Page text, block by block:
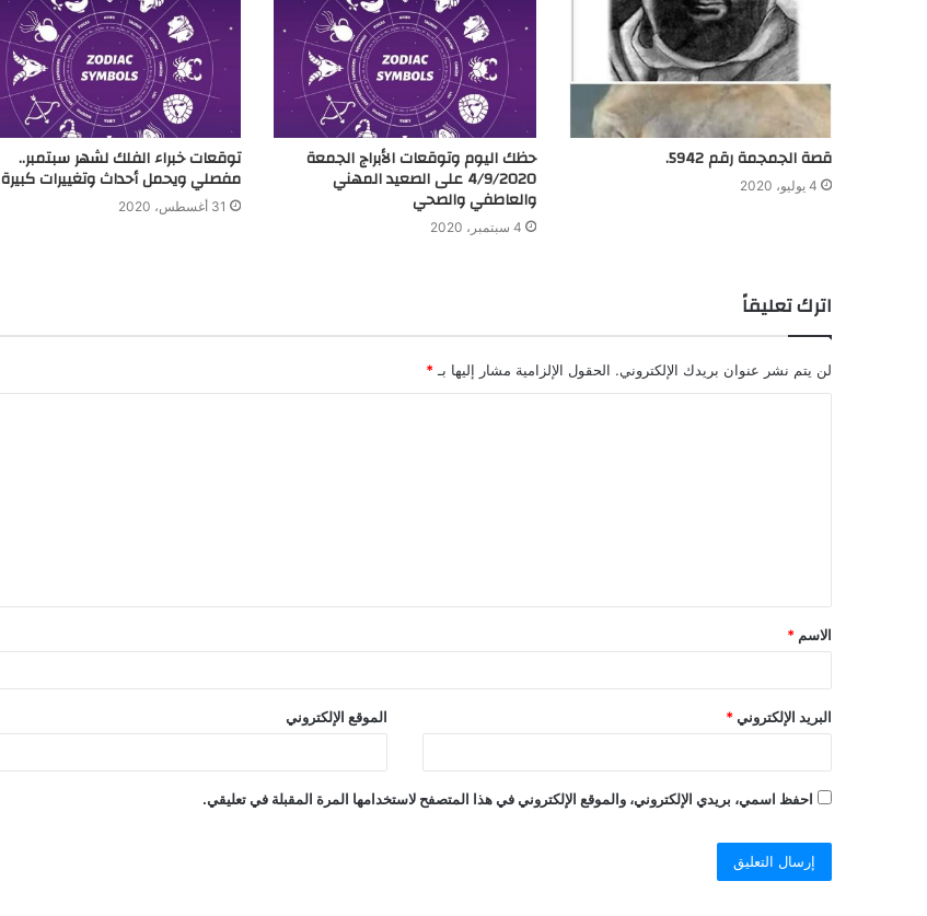
قصة الجمجمة رقم 5942.
4 يوليو، 2020
حظك اليوم وتوقعات الأبراج الجمعة
4/9/2020 على الصعيد المهني
والعاطفي والصحي
4 سبتمبر، 2020
توقعات خبراء الفلك لشهر سبتمبر..
مفصلي ويحمل أحداث وتغييرات كبيرة
31 أغسطس، 2020
اترك تعليقاً
لن يتم نشر عنوان بريدك الإلكتروني. الحقول الإلزامية مشار إليها بـ *
الاسم *
البريد الإلكتروني * الموقع الإلكتروني
احفظ اسمي، بريدي الإلكتروني، والموقع الإلكتروني في هذا المتصفح لاستخدامها المرة المقبلة في تعليقي.